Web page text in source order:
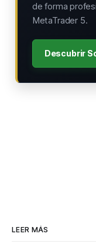
de forma
MetaTrader 5.
Descubrir
LEER MÁS